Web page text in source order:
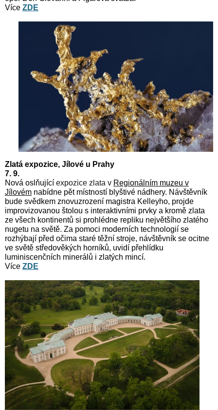
Více ZDE
Zlatá expozice, Jílové u Prahy
7. 9.
Nová oslňující expozice zlata v Regionálním muzeu v
Jílovémnabídne pět místností blyštivé nádhery. Návštěvník
bude svědkem znovuzrození magistra Kelleyho, projde
improvizovanou štolou s interaktivními prvky a kromě zlata
ze všech kontinentů si prohlédne repliku největšího zlatého
nugetu na světě. Za pomoci moderních technologií se
rozhýbají před očima staré těžní stroje, návštěvník se ocitne
ve světě středověkých horníků, uvidí přehlídku
luminiscenčních minerálů i zlatých mincí.
Více ZDE